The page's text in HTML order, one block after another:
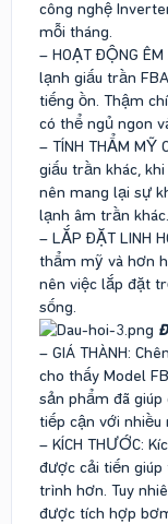
công nghệ
mỗi tháng.
– HOẠT ĐỘNG
lạnh giấu trần
tiếng ồn. Thậm
có thể ngủ ngon
– TÍNH THẨM MỸ
giấu trần khác,
nên mang lại sự
lạnh âm trần khác.
– LẮP ĐẶT LINH
thẩm mỹ và hơn
nên việc lắp đặt
sống.
– GIÁ THÀNH:
cho thấy Model
sản phẩm đã giúp
tiếp cận với nhiều
– KÍCH THƯỚC:
được cải tiến
trình hơn. Tuy
được tích hợp